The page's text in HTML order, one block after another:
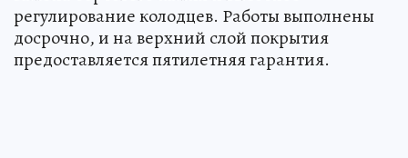
регулирование колодцев. Работы выполнены
досрочно, и на верхний слой покрытия
предоставляется пятилетняя гарантия.